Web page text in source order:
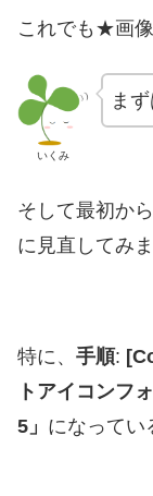
これでも★画像
いくみ
まず
そして最初から
に見直してみま
特に、 手順:
トアイコンフ
5」 になってい